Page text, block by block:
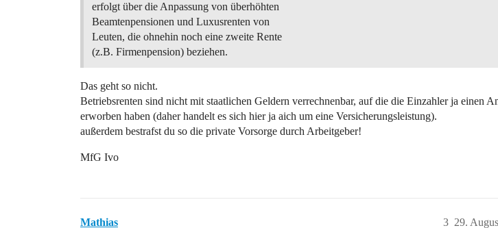
erfolgt über die Anpassung von überhöhten
Beamtenpensionen und Luxusrenten von
Leuten, die ohnehin noch eine zweite Rente
(z.B. Firmenpension) beziehen.
Das geht so nicht.
Betriebsrenten sind nicht mit staatlichen Geldern verrechnenbar, auf die die Einzahler ja einen
erworben haben (daher handelt es sich hier ja aich um eine Versicherungsleistung).
außerdem bestrafst du so die private Vorsorge durch Arbeitgeber!
MfG Ivo
Mathias 29.
3